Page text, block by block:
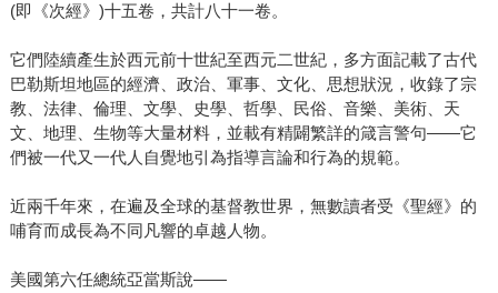
(即《次經》)十五卷，共計八十一卷。
它們陸續產生於西元前十世紀至西元二世紀，多方面記載了古代
巴勒斯坦地區的經濟、政治、軍事、文化、思想狀況，收錄了宗
教、法律、倫理、文學、史學、哲學、民俗、音樂、美術、天
文、地理、生物等大量材料，並載有精闢繁詳的箴言警句―—它
們被一代又一代人自覺地引為指導言論和行為的規範。
近兩千年來，在遍及全球的基督教世界，無數讀者受《聖經》的
哺育而成長為不同凡響的卓越人物。
美國第六任總統亞當斯說——